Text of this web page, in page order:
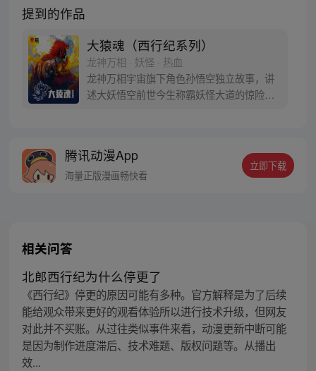
提到的作品
大猿魂（西行纪系列）
龙神万相 · 妖怪 · 热血
龙神万相宇宙旗下角色孙悟空独立故事，讲
述大妖悟空前世今生称霸妖怪大道的惊险历
人…六十年后，他再次破石而出，背负着守
护族人的希望和信念打败了妖怪大道的霸
腾讯动漫App
海量正版漫画畅快看
立即下载
相关问答
北郎西行纪为什么停更了
《西行纪》停更的原因可能有多种。官方解释是为了后续
能给观众带来更好的观看体验所以进行技术升级，但网友
对此并不买账。从过往类似事件来看，动漫更新中断可能
是因为制作进度滞后、技术难题、版权问题等。从播出
效...